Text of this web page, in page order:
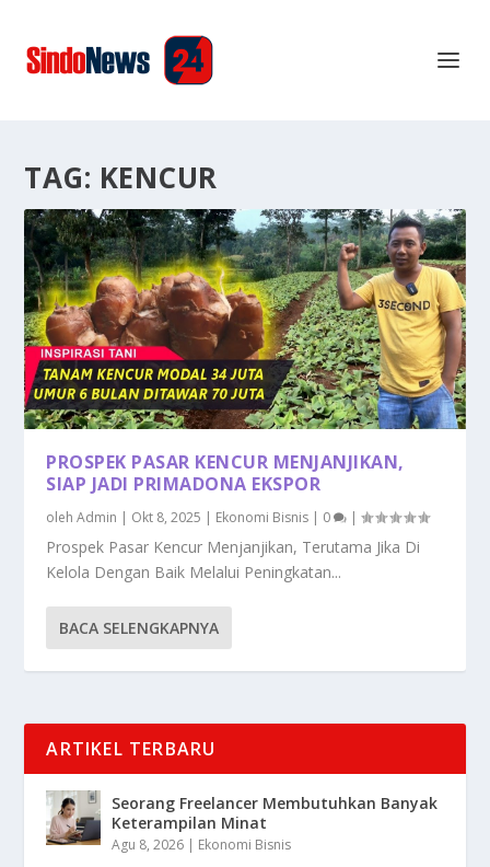
TAG: KENCUR
PROSPEK PASAR KENCUR MENJANJIKAN,
SIAP JADI PRIMADONA EKSPOR
olehAdmin | Okt 8, 2025 | Ekonomi Bisnis | 0 |
Prospek Pasar Kencur Menjanjikan, Terutama Jika Di
Kelola Dengan Baik Melalui Peningkatan...
BACA SELENGKAPNYA
ARTIKEL TERBARU
Seorang Freelancer Membutuhkan Banyak
Keterampilan Minat
Agu 8, 2026 | Ekonomi Bisnis